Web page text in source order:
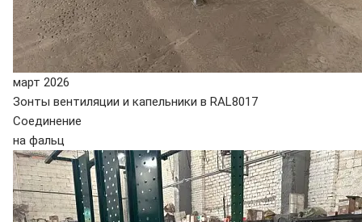
март 2026
Зонты вентиляции и капельники в RAL8017
Соединение
на фальц